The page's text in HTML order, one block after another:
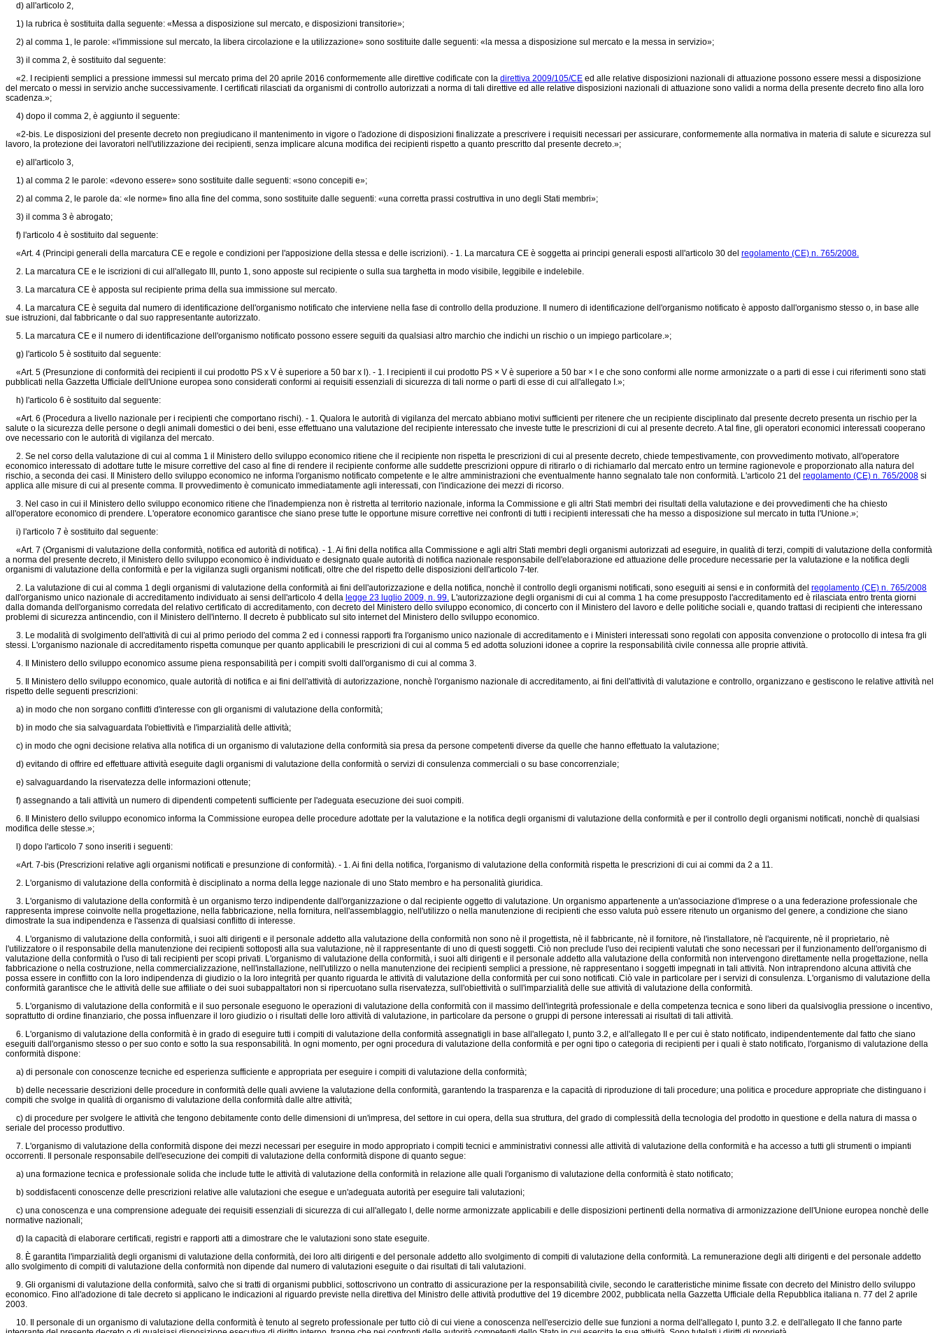
d) all'articolo 2,
1) la rubrica è sostituita dalla seguente: «Messa a disposizione sul mercato, e disposizioni transitorie»;
2) al comma 1, le parole: «l'immissione sul mercato, la libera circolazione e la utilizzazione» sono sostituite dalle seguenti: «la messa a disposizione sul mercato e la messa in servizio»;
3) il comma 2, è sostituito dal seguente:
«2. I recipienti semplici a pressione immessi sul mercato prima del 20 aprile 2016 conformemente alle direttive codificate con la direttiva 2009/105/CE ed alle relative disposizioni nazionali di attuazione possono essere messi a disposizione
del mercato o messi in servizio anche successivamente. I certificati rilasciati da organismi di controllo autorizzati a norma di tali direttive ed alle relative disposizioni nazionali di attuazione sono validi a norma della presente decreto fino alla loro
scadenza.»;
4) dopo il comma 2, è aggiunto il seguente:
«2-bis. Le disposizioni del presente decreto non pregiudicano il mantenimento in vigore o l'adozione di disposizioni finalizzate a prescrivere i requisiti necessari per assicurare, conformemente alla normativa in materia di salute e sicurezza sul
lavoro, la protezione dei lavoratori nell'utilizzazione dei recipienti, senza implicare alcuna modifica dei recipienti rispetto a quanto prescritto dal presente decreto.»;
e) all'articolo 3,
1) al comma 2 le parole: «devono essere» sono sostituite dalle seguenti: «sono concepiti e»;
2) al comma 2, le parole da: «le norme» fino alla fine del comma, sono sostituite dalle seguenti: «una corretta prassi costruttiva in uno degli Stati membri»;
3) il comma 3 è abrogato;
f) l'articolo 4 è sostituito dal seguente:
«Art. 4 (Principi generali della marcatura CE e regole e condizioni per l'apposizione della stessa e delle iscrizioni). - 1. La marcatura CE è soggetta ai principi generali esposti all'articolo 30 del regolamento (CE) n. 765/2008.
2. La marcatura CE e le iscrizioni di cui all'allegato III, punto 1, sono apposte sul recipiente o sulla sua targhetta in modo visibile, leggibile e indelebile.
3. La marcatura CE è apposta sul recipiente prima della sua immissione sul mercato.
4. La marcatura CE è seguita dal numero di identificazione dell'organismo notificato che interviene nella fase di controllo della produzione. Il numero di identificazione dell'organismo notificato è apposto dall'organismo stesso o, in base alle
sue istruzioni, dal fabbricante o dal suo rappresentante autorizzato.
5. La marcatura CE e il numero di identificazione dell'organismo notificato possono essere seguiti da qualsiasi altro marchio che indichi un rischio o un impiego particolare.»;
g) l'articolo 5 è sostituito dal seguente:
«Art. 5 (Presunzione di conformità dei recipienti il cui prodotto PS x V è superiore a 50 bar x l). - 1. I recipienti il cui prodotto PS × V è superiore a 50 bar × l e che sono conformi alle norme armonizzate o a parti di esse i cui riferimenti sono stati
pubblicati nella Gazzetta Ufficiale dell'Unione europea sono considerati conformi ai requisiti essenziali di sicurezza di tali norme o parti di esse di cui all'allegato I.»;
h) l'articolo 6 è sostituito dal seguente:
«Art. 6 (Procedura a livello nazionale per i recipienti che comportano rischi). - 1. Qualora le autorità di vigilanza del mercato abbiano motivi sufficienti per ritenere che un recipiente disciplinato dal presente decreto presenta un rischio per la
salute o la sicurezza delle persone o degli animali domestici o dei beni, esse effettuano una valutazione del recipiente interessato che investe tutte le prescrizioni di cui al presente decreto. A tal fine, gli operatori economici interessati cooperano
ove necessario con le autorità di vigilanza del mercato.
2. Se nel corso della valutazione di cui al comma 1 il Ministero dello sviluppo economico ritiene che il recipiente non rispetta le prescrizioni di cui al presente decreto, chiede tempestivamente, con provvedimento motivato, all'operatore
economico interessato di adottare tutte le misure correttive del caso al fine di rendere il recipiente conforme alle suddette prescrizioni oppure di ritirarlo o di richiamarlo dal mercato entro un termine ragionevole e proporzionato alla natura del
rischio, a seconda dei casi. Il Ministero dello sviluppo economico ne informa l'organismo notificato competente e le altre amministrazioni che eventualmente hanno segnalato tale non conformità. L'articolo 21 del regolamento (CE) n. 765/2008 si
applica alle misure di cui al presente comma. Il provvedimento è comunicato immediatamente agli interessati, con l'indicazione dei mezzi di ricorso.
3. Nel caso in cui il Ministero dello sviluppo economico ritiene che l'inadempienza non è ristretta al territorio nazionale, informa la Commissione e gli altri Stati membri dei risultati della valutazione e dei provvedimenti che ha chiesto
all'operatore economico di prendere. L'operatore economico garantisce che siano prese tutte le opportune misure correttive nei confronti di tutti i recipienti interessati che ha messo a disposizione sul mercato in tutta l'Unione.»;
i) l'articolo 7 è sostituito dal seguente:
«Art. 7 (Organismi di valutazione della conformità, notifica ed autorità di notifica). - 1. Ai fini della notifica alla Commissione e agli altri Stati membri degli organismi autorizzati ad eseguire, in qualità di terzi, compiti di valutazione della conformità
a norma del presente decreto, il Ministero dello sviluppo economico è individuato e designato quale autorità di notifica nazionale responsabile dell'elaborazione ed attuazione delle procedure necessarie per la valutazione e la notifica degli
organismi di valutazione della conformità e per la vigilanza sugli organismi notificati, oltre che del rispetto delle disposizioni dell'articolo 7-ter.
2. La valutazione di cui al comma 1 degli organismi di valutazione della conformità ai fini dell'autorizzazione e della notifica, nonchè il controllo degli organismi notificati, sono eseguiti ai sensi e in conformità del regolamento (CE) n. 765/2008
dall'organismo unico nazionale di accreditamento individuato ai sensi dell'articolo 4 della legge 23 luglio 2009, n. 99. L'autorizzazione degli organismi di cui al comma 1 ha come presupposto l'accreditamento ed è rilasciata entro trenta giorni
dalla domanda dell'organismo corredata del relativo certificato di accreditamento, con decreto del Ministero dello sviluppo economico, di concerto con il Ministero del lavoro e delle politiche sociali e, quando trattasi di recipienti che interessano
problemi di sicurezza antincendio, con il Ministero dell'interno. Il decreto è pubblicato sul sito internet del Ministero dello sviluppo economico.
3. Le modalità di svolgimento dell'attività di cui al primo periodo del comma 2 ed i connessi rapporti fra l'organismo unico nazionale di accreditamento e i Ministeri interessati sono regolati con apposita convenzione o protocollo di intesa fra gli
stessi. L'organismo nazionale di accreditamento rispetta comunque per quanto applicabili le prescrizioni di cui al comma 5 ed adotta soluzioni idonee a coprire la responsabilità civile connessa alle proprie attività.
4. Il Ministero dello sviluppo economico assume piena responsabilità per i compiti svolti dall'organismo di cui al comma 3.
5. Il Ministero dello sviluppo economico, quale autorità di notifica e ai fini dell'attività di autorizzazione, nonchè l'organismo nazionale di accreditamento, ai fini dell'attività di valutazione e controllo, organizzano e gestiscono le relative attività nel
rispetto delle seguenti prescrizioni:
a) in modo che non sorgano conflitti d'interesse con gli organismi di valutazione della conformità;
b) in modo che sia salvaguardata l'obiettività e l'imparzialità delle attività;
c) in modo che ogni decisione relativa alla notifica di un organismo di valutazione della conformità sia presa da persone competenti diverse da quelle che hanno effettuato la valutazione;
d) evitando di offrire ed effettuare attività eseguite dagli organismi di valutazione della conformità o servizi di consulenza commerciali o su base concorrenziale;
e) salvaguardando la riservatezza delle informazioni ottenute;
f) assegnando a tali attività un numero di dipendenti competenti sufficiente per l'adeguata esecuzione dei suoi compiti.
6. Il Ministero dello sviluppo economico informa la Commissione europea delle procedure adottate per la valutazione e la notifica degli organismi di valutazione della conformità e per il controllo degli organismi notificati, nonchè di qualsiasi
modifica delle stesse.»;
l) dopo l'articolo 7 sono inseriti i seguenti:
«Art. 7-bis (Prescrizioni relative agli organismi notificati e presunzione di conformità). - 1. Ai fini della notifica, l'organismo di valutazione della conformità rispetta le prescrizioni di cui ai commi da 2 a 11.
2. L'organismo di valutazione della conformità è disciplinato a norma della legge nazionale di uno Stato membro e ha personalità giuridica.
3. L'organismo di valutazione della conformità è un organismo terzo indipendente dall'organizzazione o dal recipiente oggetto di valutazione. Un organismo appartenente a un'associazione d'imprese o a una federazione professionale che
rappresenta imprese coinvolte nella progettazione, nella fabbricazione, nella fornitura, nell'assemblaggio, nell'utilizzo o nella manutenzione di recipienti che esso valuta può essere ritenuto un organismo del genere, a condizione che siano
dimostrate la sua indipendenza e l'assenza di qualsiasi conflitto di interesse.
4. L'organismo di valutazione della conformità, i suoi alti dirigenti e il personale addetto alla valutazione della conformità non sono nè il progettista, nè il fabbricante, nè il fornitore, nè l'installatore, nè l'acquirente, nè il proprietario, nè
l'utilizzatore o il responsabile della manutenzione dei recipienti sottoposti alla sua valutazione, nè il rappresentante di uno di questi soggetti. Ciò non preclude l'uso dei recipienti valutati che sono necessari per il funzionamento dell'organismo di
valutazione della conformità o l'uso di tali recipienti per scopi privati. L'organismo di valutazione della conformità, i suoi alti dirigenti e il personale addetto alla valutazione della conformità non intervengono direttamente nella progettazione, nella
fabbricazione o nella costruzione, nella commercializzazione, nell'installazione, nell'utilizzo o nella manutenzione dei recipienti semplici a pressione, nè rappresentano i soggetti impegnati in tali attività. Non intraprendono alcuna attività che
possa essere in conflitto con la loro indipendenza di giudizio o la loro integrità per quanto riguarda le attività di valutazione della conformità per cui sono notificati. Ciò vale in particolare per i servizi di consulenza. L'organismo di valutazione della
conformità garantisce che le attività delle sue affiliate o dei suoi subappaltatori non si ripercuotano sulla riservatezza, sull'obiettività o sull'imparzialità delle sue attività di valutazione della conformità.
5. L'organismo di valutazione della conformità e il suo personale eseguono le operazioni di valutazione della conformità con il massimo dell'integrità professionale e della competenza tecnica e sono liberi da qualsivoglia pressione o incentivo,
soprattutto di ordine finanziario, che possa influenzare il loro giudizio o i risultati delle loro attività di valutazione, in particolare da persone o gruppi di persone interessati ai risultati di tali attività.
6. L'organismo di valutazione della conformità è in grado di eseguire tutti i compiti di valutazione della conformità assegnatigli in base all'allegato I, punto 3.2, e all'allegato II e per cui è stato notificato, indipendentemente dal fatto che siano
eseguiti dall'organismo stesso o per suo conto e sotto la sua responsabilità. In ogni momento, per ogni procedura di valutazione della conformità e per ogni tipo o categoria di recipienti per i quali è stato notificato, l'organismo di valutazione della
conformità dispone:
a) di personale con conoscenze tecniche ed esperienza sufficiente e appropriata per eseguire i compiti di valutazione della conformità;
b) delle necessarie descrizioni delle procedure in conformità delle quali avviene la valutazione della conformità, garantendo la trasparenza e la capacità di riproduzione di tali procedure; una politica e procedure appropriate che distinguano i
compiti che svolge in qualità di organismo di valutazione della conformità dalle altre attività;
c) di procedure per svolgere le attività che tengono debitamente conto delle dimensioni di un'impresa, del settore in cui opera, della sua struttura, del grado di complessità della tecnologia del prodotto in questione e della natura di massa o
seriale del processo produttivo.
7. L'organismo di valutazione della conformità dispone dei mezzi necessari per eseguire in modo appropriato i compiti tecnici e amministrativi connessi alle attività di valutazione della conformità e ha accesso a tutti gli strumenti o impianti
occorrenti. Il personale responsabile dell'esecuzione dei compiti di valutazione della conformità dispone di quanto segue:
a) una formazione tecnica e professionale solida che include tutte le attività di valutazione della conformità in relazione alle quali l'organismo di valutazione della conformità è stato notificato;
b) soddisfacenti conoscenze delle prescrizioni relative alle valutazioni che esegue e un'adeguata autorità per eseguire tali valutazioni;
c) una conoscenza e una comprensione adeguate dei requisiti essenziali di sicurezza di cui all'allegato I, delle norme armonizzate applicabili e delle disposizioni pertinenti della normativa di armonizzazione dell'Unione europea nonchè delle
normative nazionali;
d) la capacità di elaborare certificati, registri e rapporti atti a dimostrare che le valutazioni sono state eseguite.
8. È garantita l'imparzialità degli organismi di valutazione della conformità, dei loro alti dirigenti e del personale addetto allo svolgimento di compiti di valutazione della conformità. La remunerazione degli alti dirigenti e del personale addetto
allo svolgimento di compiti di valutazione della conformità non dipende dal numero di valutazioni eseguite o dai risultati di tali valutazioni.
9. Gli organismi di valutazione della conformità, salvo che si tratti di organismi pubblici, sottoscrivono un contratto di assicurazione per la responsabilità civile, secondo le caratteristiche minime fissate con decreto del Ministro dello sviluppo
economico. Fino all'adozione di tale decreto si applicano le indicazioni al riguardo previste nella direttiva del Ministro delle attività produttive del 19 dicembre 2002, pubblicata nella Gazzetta Ufficiale della Repubblica italiana n. 77 del 2 aprile
2003.
10. Il personale di un organismo di valutazione della conformità è tenuto al segreto professionale per tutto ciò di cui viene a conoscenza nell'esercizio delle sue funzioni a norma dell'allegato I, punto 3.2. e dell'allegato II che fanno parte